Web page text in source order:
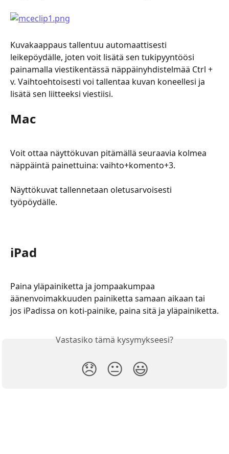
Kuvakaappaus tallentuu automaattisesti
leikepöydälle, joten voit lisätä sen tukipyyntöösi
painamalla viestikentässä näppäinyhdistelmää Ctrl +
v. Vaihtoehtoisesti voi tallentaa kuvan koneellesi ja
lisätä sen liitteeksi viestiisi.
Mac
Voit ottaa näyttökuvan pitämällä seuraavia kolmea
näppäintä painettuina: vaihto+komento+3.
Näyttökuvat tallennetaan oletusarvoisesti
työpöydälle.
iPad
Paina yläpainiketta ja jompaakumpaa
äänenvoimakkuuden painiketta samaan aikaan tai
jos iPadissa on koti-painike, paina sitä ja yläpainiketta.
Vastasiko tämä kysymykseesi?
😞 😐 😃